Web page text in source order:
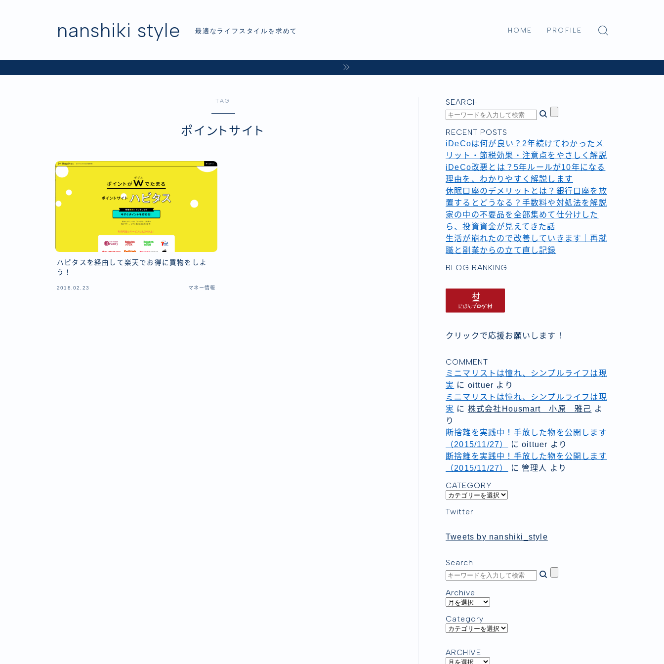
nanshiki style 最適なライフスタイルを求めて HOME PROFILE
TAG
ポイントサイト
ハピタスを経由して楽天でお得に買物をしよ
う！
2018.02.23 マネー情報
SEARCH
RECENT POSTS
iDeCoは何が良い？2年続けてわかったメ
リット・節税効果・注意点をやさしく解説
iDeCo改悪とは？5年ルールが10年になる
理由を、わかりやすく解説します
休眠口座のデメリットとは？銀行口座を放
置するとどうなる？手数料や対処法を解説
家の中の不要品を全部集めて仕分けした
ら、投資資金が見えてきた話
生活が崩れたので改善していきます｜再就
職と副業からの立て直し記録
BLOG RANKING
クリックで応援お願いします！
COMMENT
ミニマリストは憧れ、シンプルライフは現
実 に oittuer より
ミニマリストは憧れ、シンプルライフは現
実 に 株式会社Housmart 小原 雅己 よ
り
断捨離を実践中！手放した物を公開します
（2015/11/27）
にoittuer より
断捨離を実践中！手放した物を公開します
（2015/11/27）
に管理人 より
CATEGORY
C
T
O
Twitter
Tweets by nanshiki_style
Search
Archive
A
c
h
e
Category
C
e
ARCHIVE
A